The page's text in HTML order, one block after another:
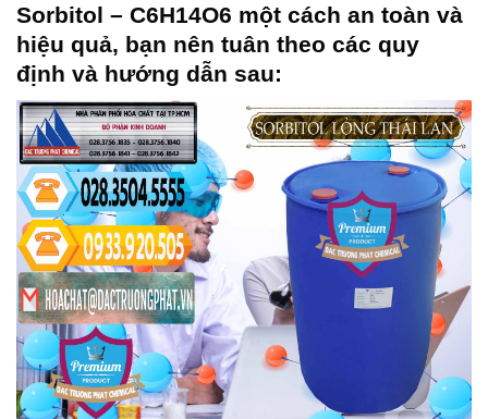
Sorbitol – C6H14O6 một cách an toàn và
hiệu quả, bạn nên tuân theo các quy
định và hướng dẫn sau: